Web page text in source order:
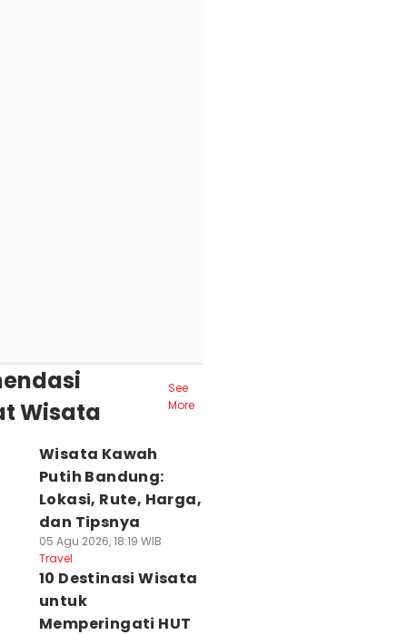
Wisata
See
More
Wisata Kawah
Putih Bandung:
Lokasi, Rute, Harga,
dan Tipsnya
05 Agu 2026, 18:19 WIB
Travel
10 Destinasi Wisata
untuk
Memperingati HUT